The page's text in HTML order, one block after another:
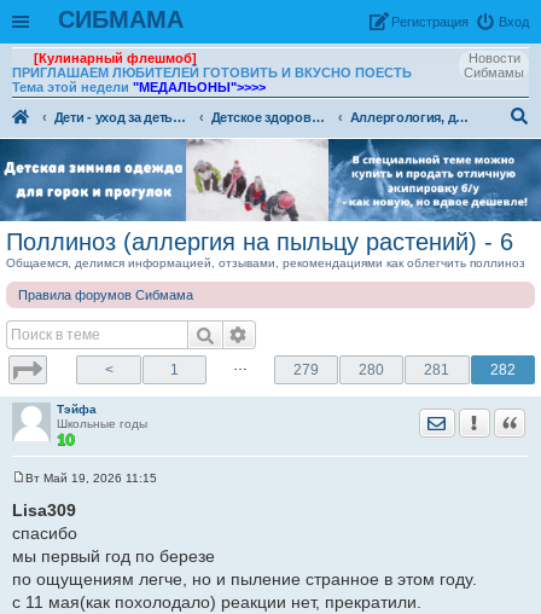
СИБМАМА Вход
Рeгиcтpaция
Новости
Сибмамы
[Кулинарный флешмоб]
ПРИГЛАШАЕМ ЛЮБИТЕЛЕЙ ГОТОВИТЬ И ВКУСНО ПОЕСТЬ
Тема этой недели "МЕДАЛЬОНЫ">>>>
Дети - уход за детьми, питание и воспитание детей. Детское здоровье и медицина для детей
Аллергология, дерматология, иммунология
Поллиноз (аллергия на пыльцу растений) - 6
Общаемся, делимся информацией, отзывами, рекомендациями как облегчить поллиноз
Правила форумов Сибмама
< 1 … 279 280 281 282
Тэйфа
Школьные годы
Отправить
о
о
б
е
н
е
Вт Май 19, 2026 11:15
Lisa309
спасибо
мы первый год по березе
по ощущениям легче, но и пыление странное в этом году.
с 11 мая(как похолодало) реакции нет, прекратили.